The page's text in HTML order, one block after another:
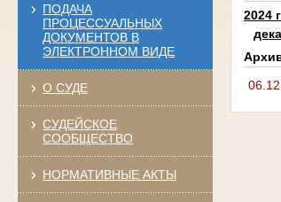
ПОДАЧА
ПРОЦЕССУАЛЬНЫХ
ДОКУМЕНТОВ В
ЭЛЕКТРОННОМ ВИДЕ
О СУДЕ
СУДЕЙСКОЕ
СООБЩЕСТВО
НОРМАТИВНЫЕ АКТЫ
2024